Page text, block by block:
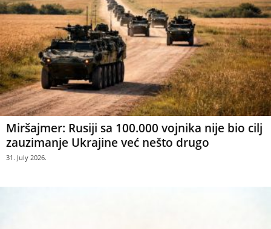
Miršajmer: Rusiji sa 100.000 vojnika nije bio cilj
zauzimanje Ukrajine već nešto drugo
31. July 2026.